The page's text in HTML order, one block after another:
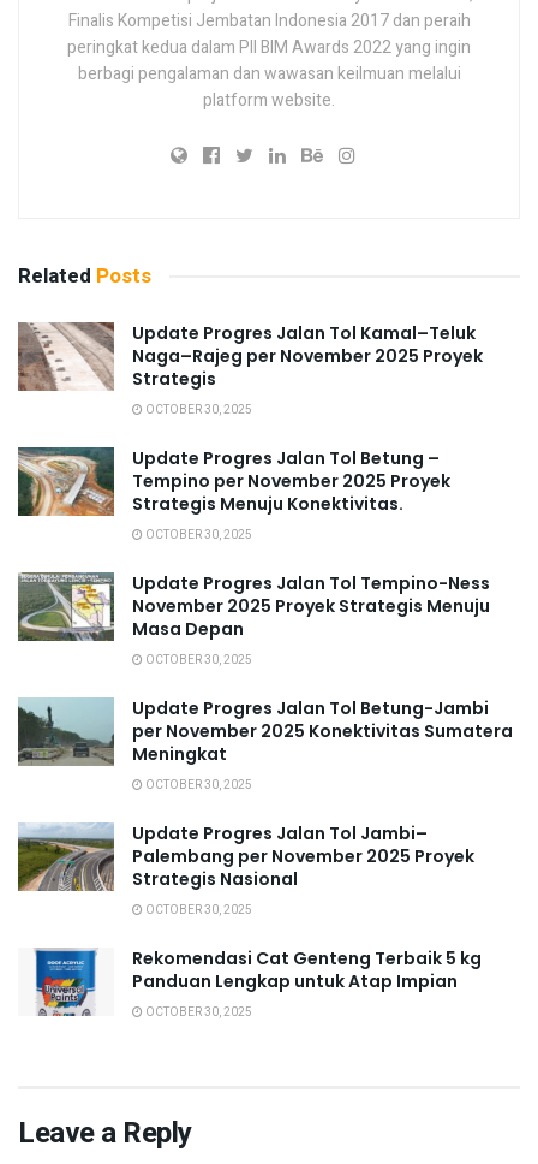
Finalis Kompetisi Jembatan Indonesia 2017 dan peraih
peringkat kedua dalam PII BIM Awards 2022 yang ingin
berbagi pengalaman dan wawasan keilmuan melalui
platform website.
Related Posts
Update Progres Jalan Tol Kamal–Teluk
Naga–Rajeg per November 2025 Proyek
Strategis
OCTOBER 30, 2025
Update Progres Jalan Tol Betung –
Tempino per November 2025 Proyek
Strategis Menuju Konektivitas.
OCTOBER 30, 2025
Update Progres Jalan Tol Tempino-Ness
November 2025 Proyek Strategis Menuju
Masa Depan
OCTOBER 30, 2025
Update Progres Jalan Tol Betung-Jambi
per November 2025 Konektivitas Sumatera
Meningkat
OCTOBER 30, 2025
Update Progres Jalan Tol Jambi–
Palembang per November 2025 Proyek
Strategis Nasional
OCTOBER 30, 2025
Rekomendasi Cat Genteng Terbaik 5 kg
Panduan Lengkap untuk Atap Impian
OCTOBER 30, 2025
Leave a Reply